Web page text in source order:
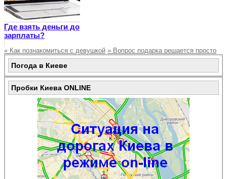
Где взять деньги до
зарплаты?
« Как познакомиться с девушкой » Вопрос подарка решается просто
Погода в Киеве
Пробки Киева ONLINE